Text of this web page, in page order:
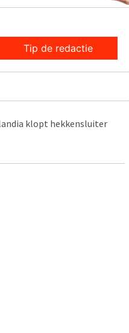
Tip de redactie
klopt hekkensluiter